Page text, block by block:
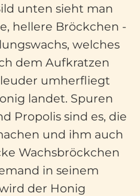
unten sieht man
hellere Bröckchen -
welches
dem Aufkratzen
umherfliegt
landet. Spuren
Propolis sind es, die
und ihm auch
Wachsbröckchen
in seinem
der Honig